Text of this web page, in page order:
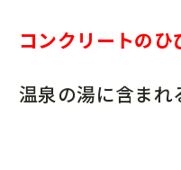
コンクリートの
温泉の湯に含まれ